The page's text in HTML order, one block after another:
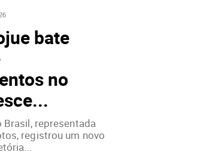
bate
no
Brasil, representada
registrou um novo